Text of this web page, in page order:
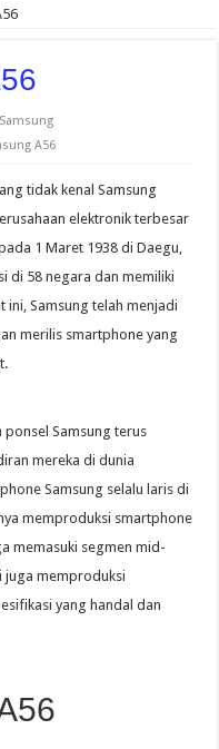
A56
tidak kenal Samsung
elektronik terbesar
1 Maret 1938 di Daegu,
di 58 negara dan memiliki
ini, Samsung telah menjadi
merilis smartphone yang
Samsung terus
mereka di dunia
Samsung selalu laris di
memproduksi smartphone
memasuki segmen mid-
juga memproduksi
yang handal dan